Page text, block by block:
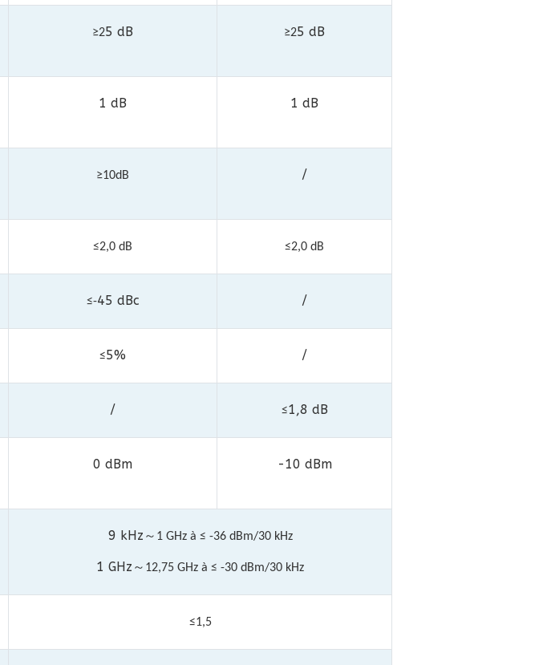
≥25 dB ≥25 dB
1 dB 1 dB
≥10dB /
≤2,0 dB ≤2,0 dB
≤-45 dBc /
≤5% /
/ ≤1,8 dB
0 dBm -10 dBm
9 kHz ～ 1 GHz à ≤ -36 dBm/30 kHz
1 GHz ～ 12,75 GHz à ≤ -30 dBm/30 kHz
≤1,5